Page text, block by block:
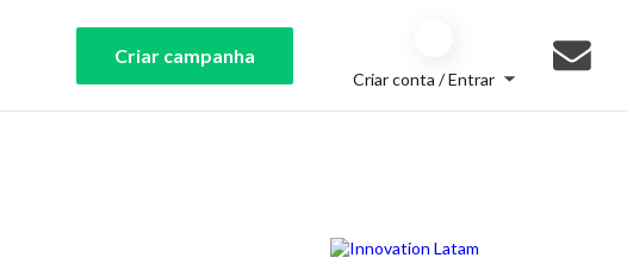
Criar campanha
Criar conta / Entrar